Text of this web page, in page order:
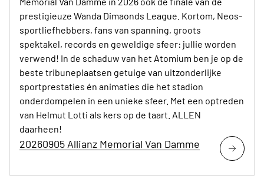
prestigieuze Wanda Dimaonds League. Kortom, Neos-
sportliefhebbers, fans van spanning, groots
spektakel, records en geweldige sfeer: jullie worden
verwend! In de schaduw van het Atomium ben je op de
beste tribuneplaatsen getuige van uitzonderlijke
sportprestaties én animaties die het stadion
onderdompelen in een unieke sfeer. Met een optreden
van Helmut Lotti als kers op de taart. ALLEN
daarheen!
20260905 Allianz Memorial Van Damme